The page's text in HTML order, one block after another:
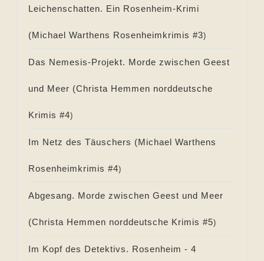
Leichenschatten. Ein Rosenheim-Krimi
(Michael Warthens Rosenheimkrimis #3)
Das Nemesis-Projekt. Morde zwischen Geest
und Meer (Christa Hemmen norddeutsche
Krimis #4)
Im Netz des Täuschers (Michael Warthens
Rosenheimkrimis #4)
Abgesang. Morde zwischen Geest und Meer
(Christa Hemmen norddeutsche Krimis #5)
Im Kopf des Detektivs. Rosenheim - 4